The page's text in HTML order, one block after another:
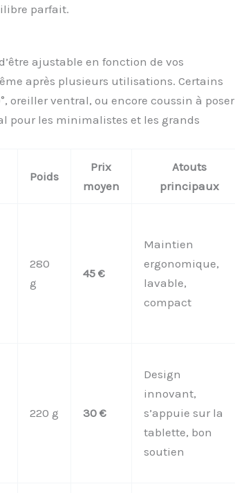
parfait.
ajustable en fonction de vos
après plusieurs utilisations. Certains
oreiller ventral, ou encore coussin à poser
pour les minimalistes et les grands
Poids
Prix
moyen
Atouts
principaux
280
g
45 €
Maintien
ergonomique,
lavable,
compact
220 g 30 €
Design
innovant,
s’appuie sur la
tablette, bon
soutien